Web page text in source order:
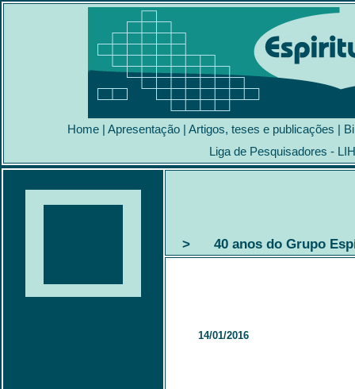
Home | Apresentação | Artigos, teses e publicações |
Liga de Pesquisadores -
> 40 anos do Grupo
14/01/2016